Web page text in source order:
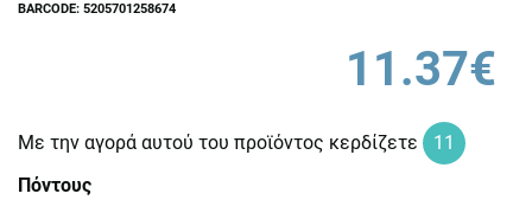
BARCODE: 5205701258674
11.37€
Με την αγορά αυτού του προϊόντος κερδίζετε
11
Πόντους